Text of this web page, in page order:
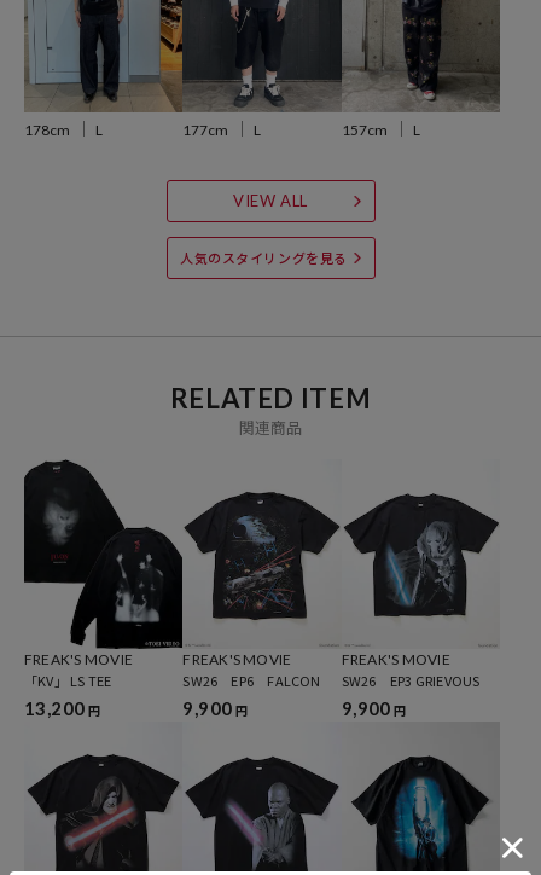
178cm L 177cm L 157cm L
VIEW ALL
人気のスタイリングを見る
RELATED ITEM
関連商品
FREAK'S MOVIE
「KV」 LS TEE
13,200 円
FREAK'S MOVIE
SW26 EP6 FALCON
9,900 円
FREAK'S MOVIE
SW26 EP3 GRIEVOUS
9,900 円